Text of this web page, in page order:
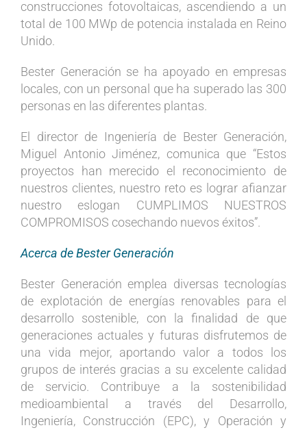
construcciones fotovoltaicas, ascendiendo a un
total de 100 MWp de potencia instalada en Reino
Unido.
Bester Generación se ha apoyado en empresas
locales, con un personal que ha superado las 300
personas en las diferentes plantas.
El director de Ingeniería de Bester Generación,
Miguel Antonio Jiménez, comunica que “Estos
proyectos han merecido el reconocimiento de
nuestros clientes, nuestro reto es lograr afianzar
nuestro eslogan CUMPLIMOS NUESTROS
COMPROMISOS cosechando nuevos éxitos”.
Acerca de Bester Generación
Bester Generación emplea diversas tecnologías
de explotación de energías renovables para el
desarrollo sostenible, con la finalidad de que
generaciones actuales y futuras disfrutemos de
una vida mejor, aportando valor a todos los
grupos de interés gracias a su excelente calidad
de servicio. Contribuye a la sostenibilidad
medioambiental a través del Desarrollo,
Ingeniería, Construcción (EPC), y Operación y